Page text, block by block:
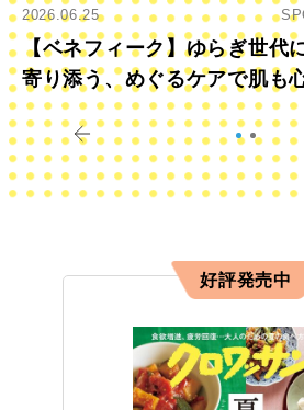
2026.06.25
【ベネフィーク】ゆらぎ世代
寄り添う、めぐるケアで肌も
きに
好評発売中